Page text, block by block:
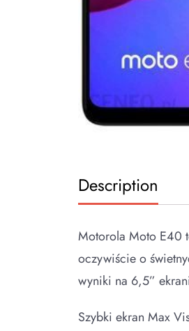
Description
Motorola Moto E40
oczywiście o
wyniki na 6,5”
Szybki ekran Max